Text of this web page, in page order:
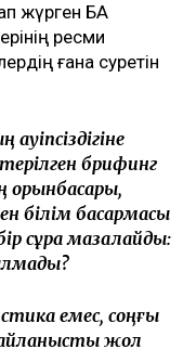
жүрген БАҚ
ресми
ғана суретін
брифинг
орынбасары,
білім басқармасы
сұрақ мазалайды:
емес, соңғы
жол